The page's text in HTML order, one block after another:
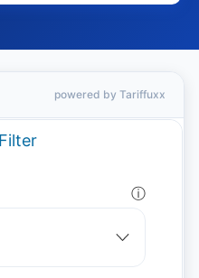
powered by Tariffuxx